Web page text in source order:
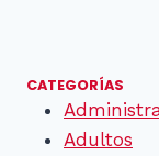
CATEGORÍAS
Adultos